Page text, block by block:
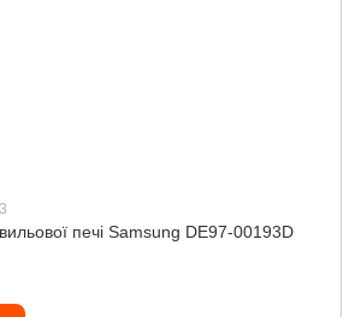
печі Samsung DE97-00193D